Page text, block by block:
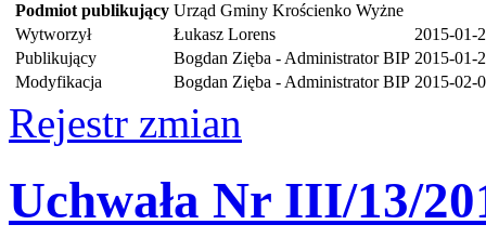
Podmiot publikujący Urząd Gminy Krościenko Wyżne
Wytworzył
Łukasz Lorens
2015-01-
Publikujący
Bogdan Zięba - Administrator BIP 2015-01-
Modyfikacja
Bogdan Zięba - Administrator BIP 2015-02-
Rejestr zmian
Uchwała Nr III/13/